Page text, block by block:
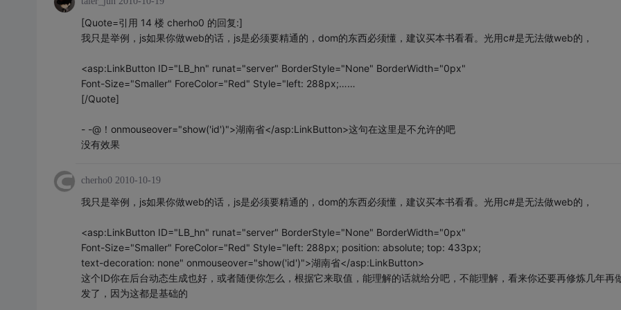
[Quote=引用 14 楼 cherho0 的回复:]
我只是举例，js如果你做web的话，js是必须要精通的，dom的东西必须懂，建议买本书看看。光用c#是无法做web的，
<asp:LinkButton ID="LB_hn" runat="server" BorderStyle="None" BorderWidth="0px"
Font-Size="Smaller" ForeColor="Red" Style="left: 288px;……
[/Quote]
- -@！onmouseover="show('id')">湖南省</asp:LinkButton>这句在这里是不允许的吧
没有效果
cherho0 2010-10-19
我只是举例，js如果你做web的话，js是必须要精通的，dom的东西必须懂，建议买本书看看。光用c#是无法做web的，
<asp:LinkButton ID="LB_hn" runat="server" BorderStyle="None" BorderWidth="0px"
Font-Size="Smaller" ForeColor="Red" Style="left: 288px; position: absolute; top: 433px;
text-decoration: none" onmouseover="show('id')">湖南省</asp:LinkButton>
这个ID你在后台动态生成也好，或者随便你怎么，根据它来取值，能理解的话就给分吧，不能理解，看来你还要再修炼几年再
发了，因为这都是基础的